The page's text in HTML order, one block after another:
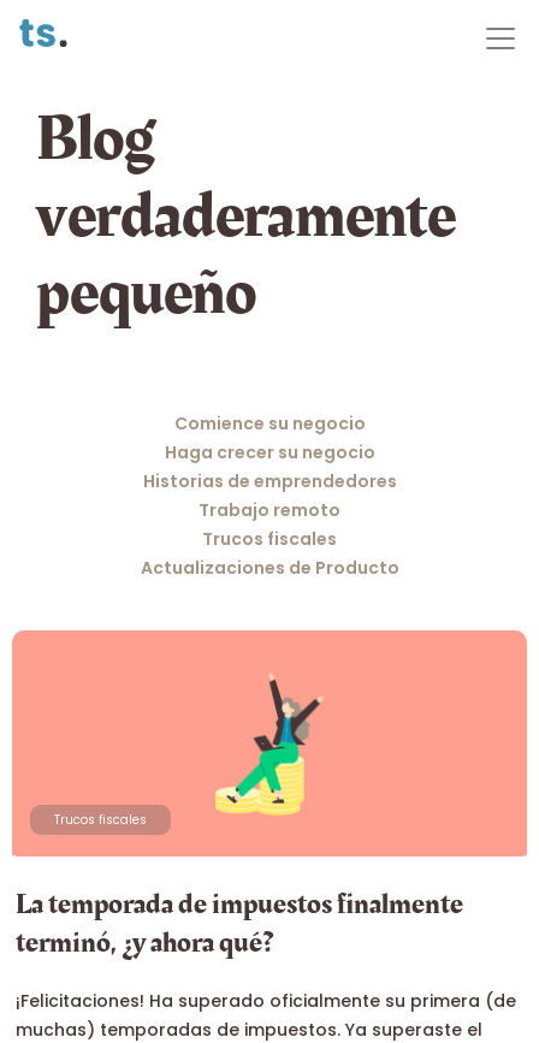
Blog
verdaderamente
pequeño
Comience su negocio
Haga crecer su negocio
Historias de emprendedores
Trabajo remoto
Trucos fiscales
Actualizaciones de Producto
Trucos fiscales
La temporada de impuestos finalmente
terminó, ¿y ahora qué?
¡Felicitaciones! Ha superado oficialmente su primera (de
muchas) temporadas de impuestos. Ya superaste el